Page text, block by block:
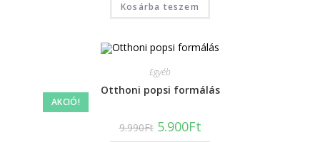
Kosárba teszem
AKCIÓ!
Egyéb
Otthoni popsi formálás
9.990Ft 5.900Ft